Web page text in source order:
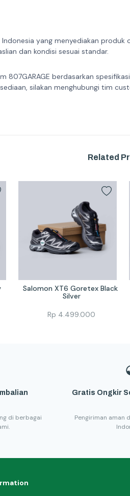
yang menyediakan
dan kondisi sesuai standar.
807GARAGE berdasarkan
silakan menghubungi tim
Related
Salomon XT6 Goretex Black
Silver
Rp 4.499.000
di berbagai
Gratis Ongkir
Pengiriman aman